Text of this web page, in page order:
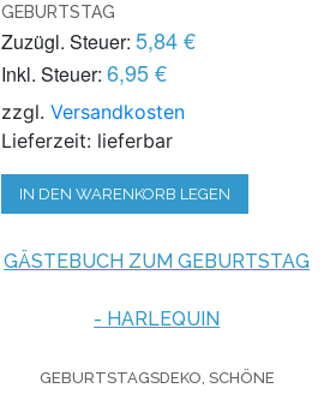
GEBURTSTAG
Zuzügl. Steuer: 5,84 €
Inkl. Steuer: 6,95 €
zzgl.Versandkosten
Lieferzeit: lieferbar
IN DEN WARENKORB LEGEN
GÄSTEBUCH ZUM GEBURTSTAG
- HARLEQUIN
GEBURTSTAGSDEKO, SCHÖNE